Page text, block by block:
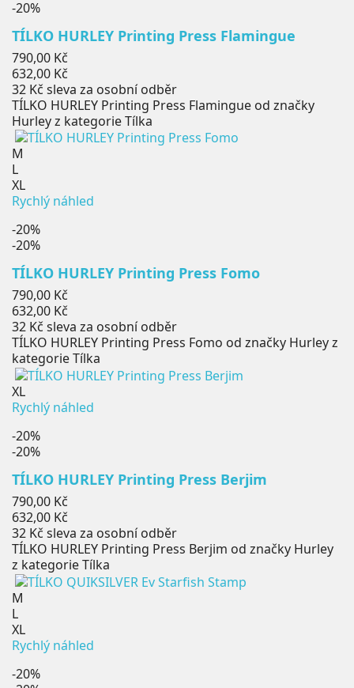
-20%
TÍLKO HURLEY Printing Press Flamingue
Běžná
cena
790,00 Kč
Cena
632,00 Kč
32 Kč sleva za osobní odběr
TÍLKO HURLEY Printing Press Flamingue od značky
Hurley z kategorie Tílka
M
L
XL
Rychlý náhled
-20%
-20%
TÍLKO HURLEY Printing Press Fomo
Běžná
cena
790,00 Kč
Cena
632,00 Kč
32 Kč sleva za osobní odběr
TÍLKO HURLEY Printing Press Fomo od značky Hurley z
kategorie Tílka
XL
Rychlý náhled
-20%
-20%
TÍLKO HURLEY Printing Press Berjim
Běžná
cena
790,00 Kč
Cena
632,00 Kč
32 Kč sleva za osobní odběr
TÍLKO HURLEY Printing Press Berjim od značky Hurley
z kategorie Tílka
M
L
XL
Rychlý náhled
-20%